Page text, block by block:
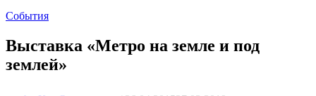
События
Выставка «Метро на земле и под
землей»